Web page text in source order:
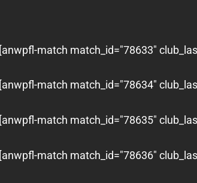
[anwpfl-match match_id="78633"
[anwpfl-match match_id="78634"
[anwpfl-match match_id="78635"
[anwpfl-match match_id="78636"